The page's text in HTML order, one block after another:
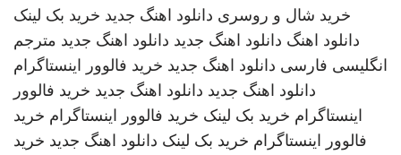
خرید شال و روسری دانلود اهنگ جدید خرید بک لینک
دانلود اهنگ دانلود اهنگ جدید دانلود اهنگ جدید مترجم
انگلیسی فارسی دانلود اهنگ جدید خرید فالوور اینستاگرام
دانلود اهنگ جدید دانلود اهنگ جدید خرید فالوور
اینستاگرام خرید بک لینک خرید فالوور اینستاگرام خرید
فالوور اینستاگرام خرید بک لینک دانلود اهنگ جدید خرید